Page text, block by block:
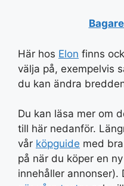
Här hos Elon finns
välja på, exempelvis
du kan ändra
Du kan läsa mer om
till här nedanför.
vår köpguide med
på när du köper en
innehåller annonser).